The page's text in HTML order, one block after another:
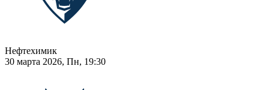
Нефтехимик
30 марта 2026, Пн, 19:30